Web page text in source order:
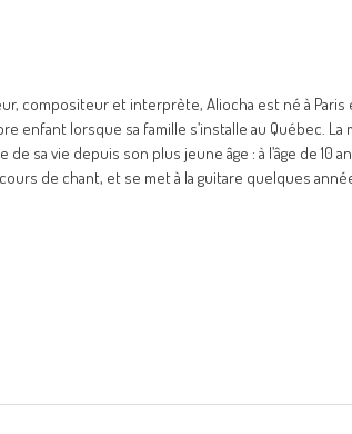
compositeur et interprète, Aliocha est né à Paris
enfant lorsque sa famille s’installe au Québec. La
de sa vie depuis son plus jeune âge : à l’âge de 10
de chant, et se met à la guitare quelques